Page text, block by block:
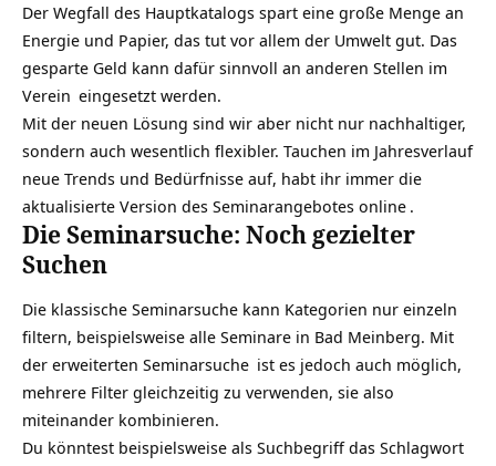
Der Wegfall des Hauptkatalogs spart eine große Menge an
Energie und Papier, das tut vor allem der Umwelt gut. Das
gesparte Geld kann dafür sinnvoll an anderen Stellen im
Verein eingesetzt werden.
Mit der neuen Lösung sind wir aber nicht nur nachhaltiger,
sondern auch wesentlich flexibler. Tauchen im Jahresverlauf
neue Trends und Bedürfnisse auf, habt ihr immer die
aktualisierte Version des Seminarangebotes online .
Die Seminarsuche: Noch gezielter
Suchen
Die klassische Seminarsuche kann Kategorien nur einzeln
filtern, beispielsweise alle Seminare in Bad Meinberg. Mit
der erweiterten Seminarsuche ist es jedoch auch möglich,
mehrere Filter gleichzeitig zu verwenden, sie also
miteinander kombinieren.
Du könntest beispielsweise als Suchbegriff das Schlagwort